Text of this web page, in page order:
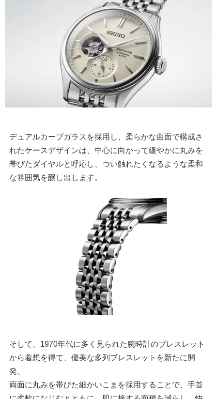
デュアルカーブガラスを採用し、柔らかな曲面で構成さ
れたケースデザインは、中心に向かって緩やかに丸みを
帯びたダイヤルと呼応し、つい触れたくなるような柔和
な雰囲気を醸し出します。
そして、1970年代に多く見られた腕時計のブレスレット
から着想を得て、優美な多列ブレスレットを新たに開
発。
両面に丸みを帯びた細かいこまを採用することで、手首